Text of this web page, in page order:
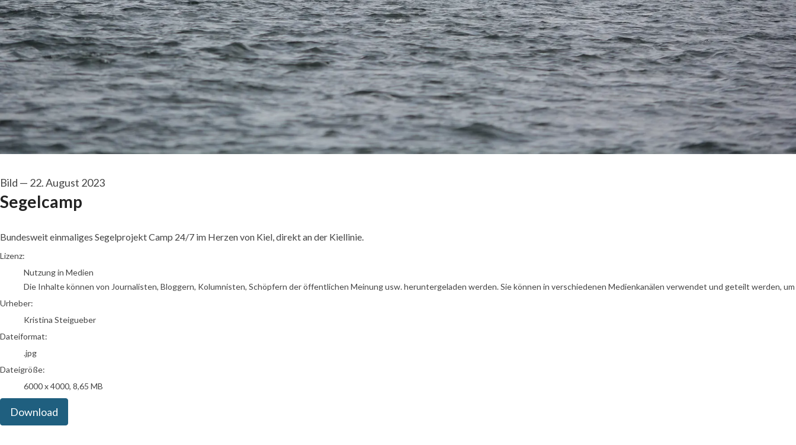
Bild — 22. August 2023
Segelcamp
Bundesweit einmaliges Segelprojekt Camp 24/7 im Herzen von Kiel, direkt an der Kiellinie.
Kristina Steigueber
Lizenz:
Nutzung in Medien
Die Inhalte können von Journalisten, Bloggern, Kolumnisten, Schöpfern der öffentlichen Meinung usw. heruntergeladen werden. Sie können in verschiedenen Medienkanälen verwendet und geteilt
Urheber:
Kristina Steigueber
Dateiformat:
.jpg
Dateigröße:
6000 x 4000, 8,65 MB
Download